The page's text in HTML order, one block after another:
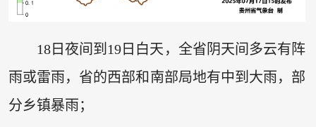
18日夜间到19日白天，全省阴天间多云有阵
雨或雷雨，省的西部和南部局地有中到大雨，部
分乡镇暴雨；